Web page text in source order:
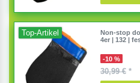
Top-Artikel
Non-stop
4er | 132 |
-10 %
30,99 €*